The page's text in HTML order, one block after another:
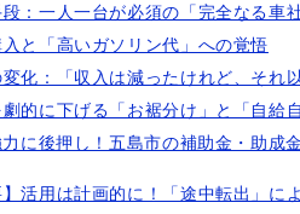
：一人一台が必須の「完全なる車社
と「高いガソリン代」への覚悟
変化：「収入は減ったけれど、それ
的に下げる「お裾分け」と「自給
に後押し！五島市の補助金・助成
】活用は計画的に！「途中転出」に